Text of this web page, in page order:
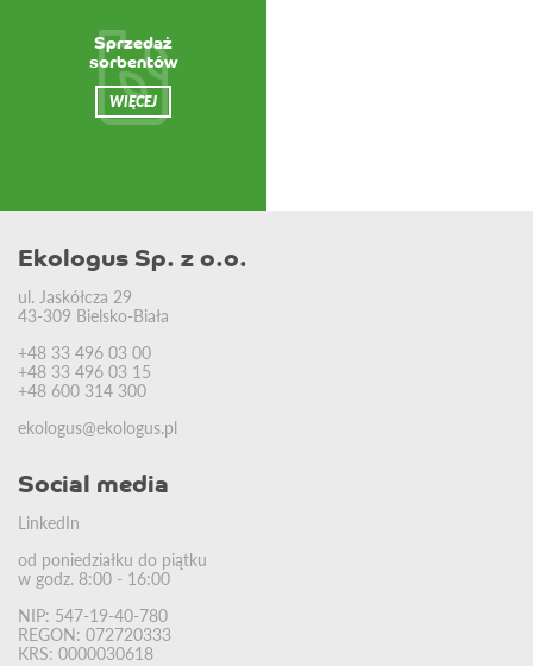
Sprzedaż
sorbentów
WIĘCEJ
Ekologus Sp. z o.o.
ul. Jaskółcza 29
43-309 Bielsko-Biała
+48 33 496 03 00
+48 33 496 03 15
+48 600 314 300
ekologus@ekologus.pl
Social media
LinkedIn
od poniedziałku do piątku
w godz. 8:00 - 16:00
NIP: 547-19-40-780
REGON: 072720333
KRS: 0000030618